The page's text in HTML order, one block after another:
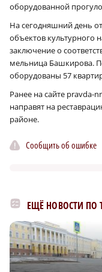
оборудованной
На сегодняшний день
объектов культурного
заключение о
мельница Башкирова.
оборудованы 57
Ранее на сайте pravda-
направят на
районе.
Сообщить об ошибке
ЕЩЁ НОВОСТИ ПО